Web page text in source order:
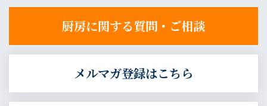
厨房に関する質問・ご相談
メルマガ登録はこちら